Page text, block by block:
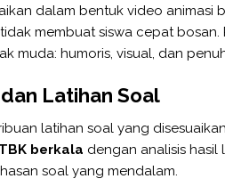
dalam bentuk video animasi
membuat siswa cepat bosan.
muda: humoris, visual, dan
Latihan Soal
latihan soal yang
berkala dengan analisis hasil
soal yang mendalam.